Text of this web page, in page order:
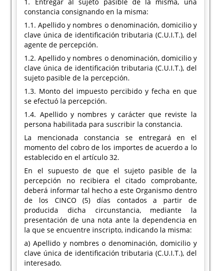
constancia consignando en la misma:
1.1. Apellido y nombres o denominación, domicilio y
clave única de identificación tributaria (C.U.I.T.), del
agente de percepción.
1.2. Apellido y nombres o denominación, domicilio y
clave única de identificación tributaria (C.U.I.T.), del
sujeto pasible de la percepción.
1.3. Monto del impuesto percibido y fecha en que
se efectuó la percepción.
1.4. Apellido y nombres y carácter que reviste la
persona habilitada para suscribir la constancia.
La mencionada constancia se entregará en el
momento del cobro de los importes de acuerdo a lo
establecido en el artículo 32.
En el supuesto de que el sujeto pasible de la
percepción no recibiera el citado comprobante,
deberá informar tal hecho a este Organismo dentro
de los CINCO (5) días contados a partir de
producida dicha circunstancia, mediante la
presentación de una nota ante la dependencia en
la que se encuentre inscripto, indicando la misma:
a) Apellido y nombres o denominación, domicilio y
clave única de identificación tributaria (C.U.I.T.), del
interesado.